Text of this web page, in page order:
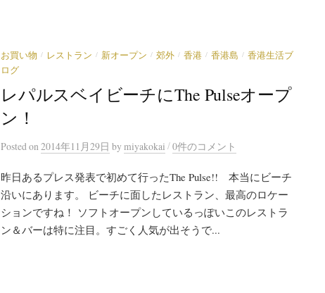
お買い物 / レストラン / 新オープン / 郊外 / 香港 / 香港島 / 香港生活ブ
ログ
レパルスベイビーチにThe Pulseオープ
ン！
Postedon 2014年11月29日 by miyakokai /0件のコメント
昨日あるプレス発表で初めて行ったThe Pulse!! 本当にビーチ
沿いにあります。 ビーチに面したレストラン、最高のロケー
ションですね！ ソフトオープンしているっぽいこのレストラ
ン＆バーは特に注目。すごく人気が出そうで...